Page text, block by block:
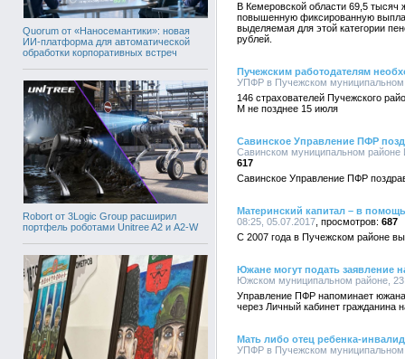
Quorum от «Наносемантики»: новая
ИИ-платформа для автоматической
обработки корпоративных встреч
Robort от 3Logic Group расширил
портфель роботами Unitree A2 и A2-W
В Кемеровской области 69,5 тысяч
повышенную фиксированную
выделяемая для этой категории
рублей.
Пучежским работодателям
УПФР в Пучежском муниципальном
146 страхователей Пучежского
М не позднее 15 июля
Савинское Управление ПФР
Савинском муниципальном районе
617
Савинское Управление ПФР
Материнский капитал – в
08:25, 05.07.2017
687
С 2007 года в Пучежском районе
Южане могут подать заявление
Южском муниципальном районе,
Управление ПФР напоминает
через Личный кабинет гражданина
Мать либо отец ребенка-
УПФР в Пучежском муниципальном